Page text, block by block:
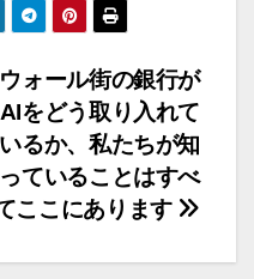
ウォール街の銀行が
AIをどう取り入れて
いるか、私たちが知
っていることはすべ
ここにあります